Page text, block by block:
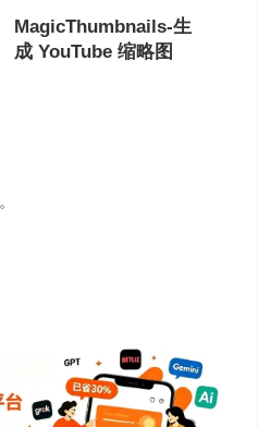
MagicThumbnails-生
成 YouTube 缩略图
。